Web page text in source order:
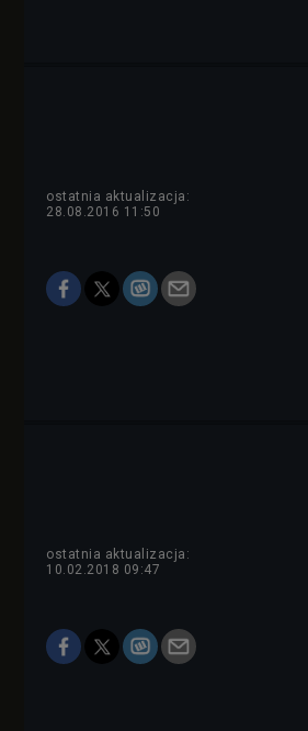
ostatnia aktualizacja:
28.08.2016 11:50
ostatnia aktualizacja:
10.02.2018 09:47